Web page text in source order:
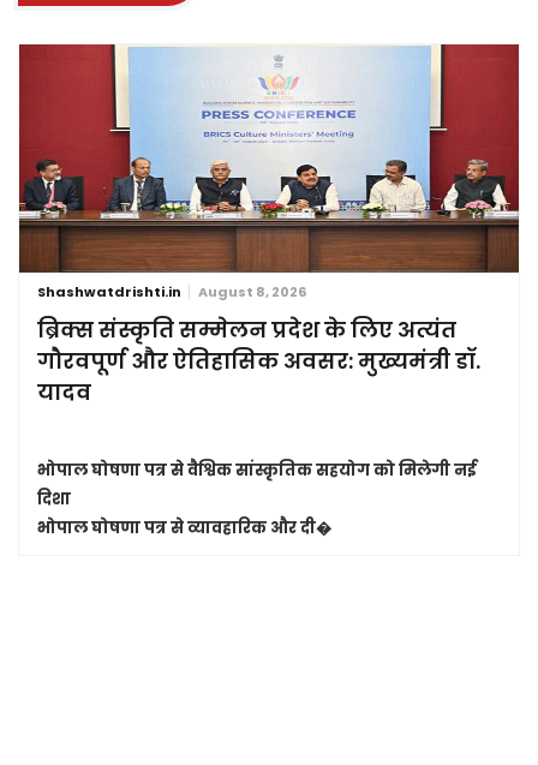
Shashwatdrishti.in August 8, 2026
ब्रिक्स संस्कृति सम्मेलन प्रदेश के लिए अत्यंत
गौरवपूर्ण और ऐतिहासिक अवसर: मुख्यमंत्री डॉ.
यादव
भोपाल घोषणा पत्र से वैश्विक सांस्कृतिक सहयोग को मिलेगी नई
दिशा
भोपाल घोषणा पत्र से व्यावहारिक और दी�